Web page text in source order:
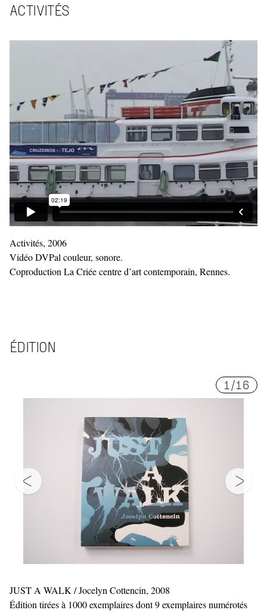
ACTIVITÉS
Activités, 2006
Vidéo DVPal couleur, sonore.
Coproduction La Criée centre d’art contemporain, Rennes.
ÉDITION
1 /16
JUST A WALK / Jocelyn Cottencin, 2008
Édition tirées à 1000 exemplaires dont 9 exemplaires numérotés